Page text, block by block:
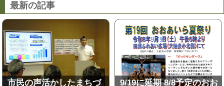
最新の記事
市民の声活かしたまちづ
9/19に延期 8/8予定のおお